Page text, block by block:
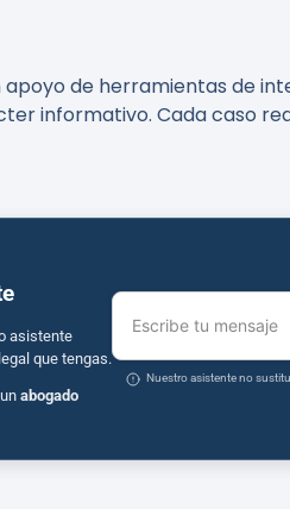
de herramientas de
informativo. Cada caso
asistente
que tengas.
abogado
Escribe tu mensaje
Nuestro asistente no